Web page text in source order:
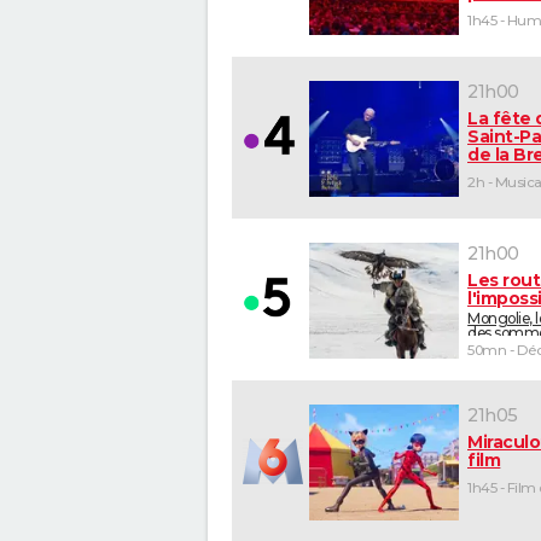
1h45 -
21h00
La fête
Saint-
de la
2h -
21h00
Les
Mongolie,
des
50mn -
21h05
film
1h45 -